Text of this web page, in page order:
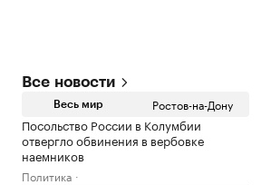
Все новости
Весь мир Ростов-на-Дону
Посольство России в Колумбии
отвергло обвинения в вербовке
наемников
Политика